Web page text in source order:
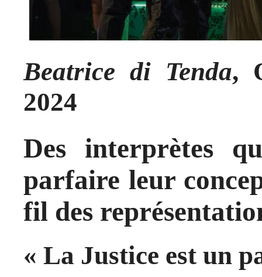
Beatrice di Tenda,
2024
Des interprètes
parfaire leur
fil des
« La Justice est un